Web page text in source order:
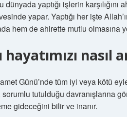
yaptığı işlerin karşılığını
yapar. Yaptığı her işte
hem de ahirette mutlu olmasına
nasıl
Günü’nde tüm iyi veya kötü
sorumlu tutulduğu davranışlarına
gideceğini bilir ve inanır.